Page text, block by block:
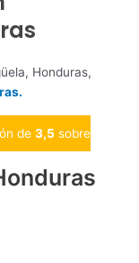
Honduras,
de 3,5 sobre